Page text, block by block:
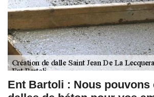
Ent Bartoli : Nous pouvons